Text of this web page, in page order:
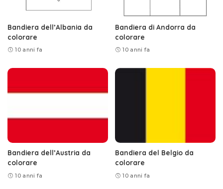
Bandiera dell’Albania da
colorare
10 anni fa
Bandiera di Andorra da
colorare
10 anni fa
Bandiera dell’Austria da
colorare
10 anni fa
Bandiera del Belgio da
colorare
10 anni fa